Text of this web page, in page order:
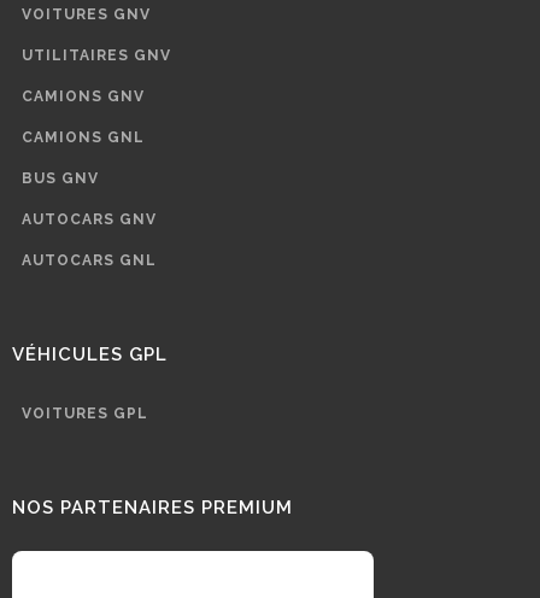
VOITURES GNV
UTILITAIRES GNV
CAMIONS GNV
CAMIONS GNL
BUS GNV
AUTOCARS GNV
AUTOCARS GNL
VÉHICULES GPL
VOITURES GPL
NOS PARTENAIRES PREMIUM